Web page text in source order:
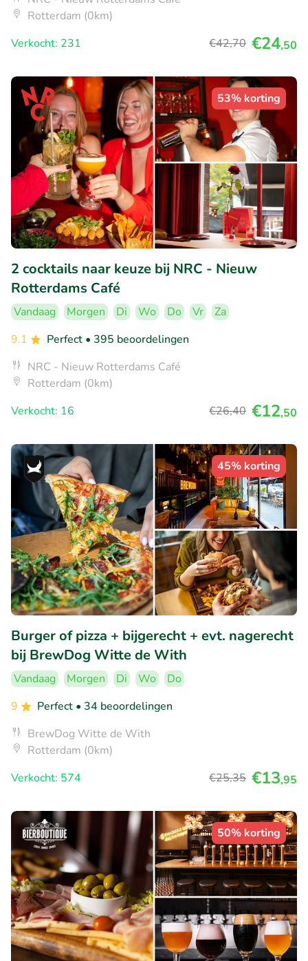
Rotterdam (0km)
Verkocht: 231
€42,70 €24,50
53% korting
2 cocktails naar keuze bij NRC - Nieuw
Rotterdams Café
Vandaag Morgen Di Wo Do Vr
Za
9.1
Perfect • 395 beoordelingen
NRC - Nieuw Rotterdams Café
Rotterdam (0km)
Verkocht: 16
€26,40 €12,50
45% korting
Burger of pizza + bijgerecht + evt. nagerecht
bij BrewDog Witte de With
Vandaag Morgen Di Wo
Do
9
Perfect • 34 beoordelingen
BrewDog Witte de With
Rotterdam (0km)
Verkocht: 574
€25,35 €13,95
50% korting